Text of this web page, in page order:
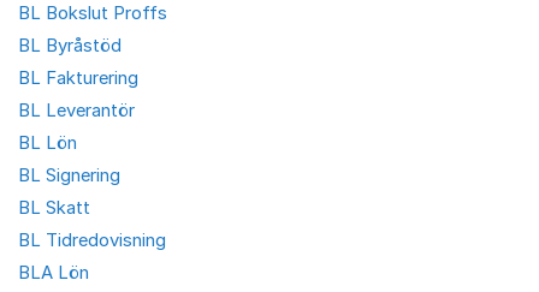
BL Bokslut Proffs
BL Byråstöd
BL Fakturering
BL Leverantör
BL Lön
BL Signering
BL Skatt
BL Tidredovisning
BLA Lön